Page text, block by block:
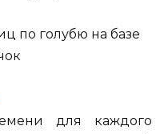
для каждого